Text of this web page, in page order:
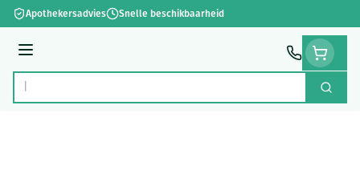
Ga naar de inhoud
Apothekersadvies Snelle beschikbaarheid
Menu
Product, merk, categorie... Zoek